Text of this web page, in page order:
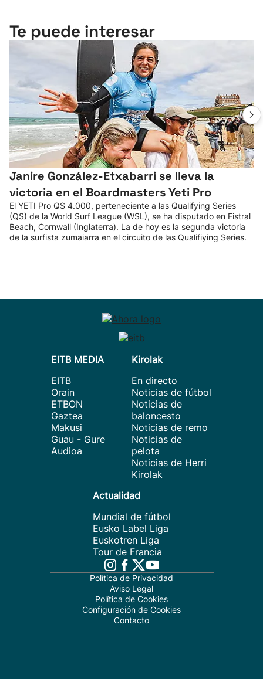
Te puede interesar
Janire González-Etxabarri se lleva la
victoria en el Boardmasters Yeti Pro
El YETI Pro QS 4.000, perteneciente a las Qualifying Series
(QS) de la World Surf League (WSL), se ha disputado en Fistral
Beach, Cornwall (Inglaterra). La de hoy es la segunda victoria
de la surfista zumaiarra en el circuito de las Qualifiying Series.
EITB MEDIA
EITB
Orain
ETBON
Gaztea
Makusi
Guau - Gure
Audioa
Kirolak
En directo
Noticias de fútbol
Noticias de
baloncesto
Noticias de remo
Noticias de
pelota
Noticias de Herri
Kirolak
Actualidad
Mundial de fútbol
Eusko Label Liga
Euskotren Liga
Tour de Francia
Política de Privacidad
Aviso Legal
Política de Cookies
Configuración de Cookies
Contacto